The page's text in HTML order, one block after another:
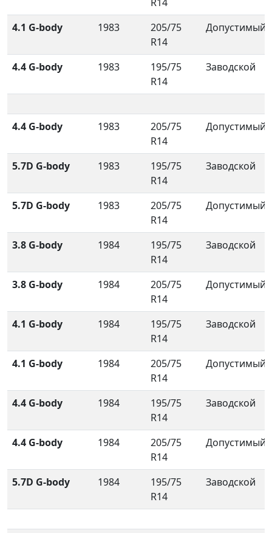
4.1 G-body 1983
205/75
R14
Допустимый
4.4 G-body 1983
195/75
R14
Заводской
4.4 G-body 1983
205/75
R14
Допустимый
5.7D G-body 1983
195/75
R14
Заводской
5.7D G-body 1983
205/75
R14
Допустимый
3.8 G-body 1984
195/75
R14
Заводской
3.8 G-body 1984
205/75
R14
Допустимый
4.1 G-body 1984
195/75
R14
Заводской
4.1 G-body 1984
205/75
R14
Допустимый
4.4 G-body 1984
195/75
R14
Заводской
4.4 G-body 1984
205/75
R14
Допустимый
5.7D G-body 1984
195/75
R14
Заводской